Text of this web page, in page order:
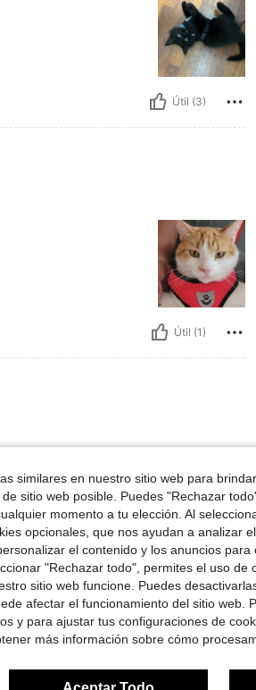
Útil (3)
Útil (1)
a comprar
similares en nuestro sitio web para
sitio web posible. Puedes "Rechazar
momento a tu elección. Al
opcionales, que nos ayudan a analizar
el contenido y los anuncios
"Rechazar todo", permites el uso de
sitio web funcione. Puedes
afectar el funcionamiento del sitio web.
y para ajustar tus configuraciones de
más información sobre cómo